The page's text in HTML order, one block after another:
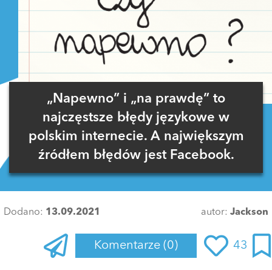
„Napewno” i „na prawdę” to
najczęstsze błędy językowe w
polskim internecie. A największym
źródłem błędów jest Facebook.
Dodano: 13.09.2021 autor: Jackson
Komentarze (0) 43